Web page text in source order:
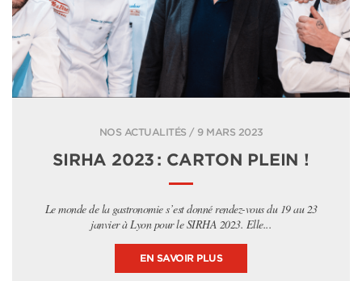
NOS ACTUALITÉS / 9 MARS 2023
SIRHA 2023 : CARTON PLEIN !
Le monde de la gastronomie s’est donné rendez-vous du 19 au 23
janvier à Lyon pour le SIRHA 2023. Elle...
EN SAVOIR PLUS